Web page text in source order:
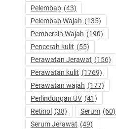
Pelembap (43)
Pelembap Wajah (135)
Pembersih Wajah (190)
Pencerah kulit (55)
Perawatan Jerawat (156)
Perawatan kulit (1769)
Perawatan wajah (177)
Perlindungan UV (41)
Retinol (38) Serum (60)
Serum Jerawat (49)